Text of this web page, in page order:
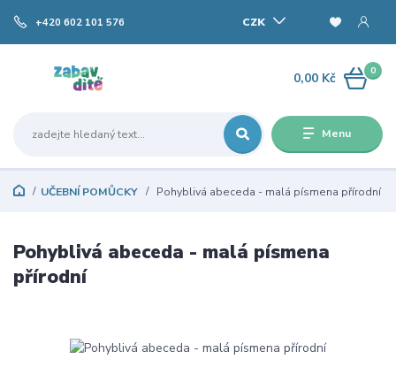
Menu
CZK
+420 602 101 576
0
0,00 Kč
UČEBNÍ POMŮCKY Pohyblivá abeceda - malá písmena přírodní
Pohyblivá abeceda - malá písmena
přírodní